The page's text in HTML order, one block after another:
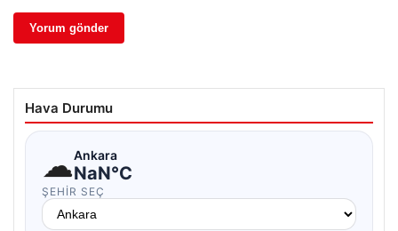
Hava Durumu
☁Ankara
NaN°C
ŞEHIR SEÇ